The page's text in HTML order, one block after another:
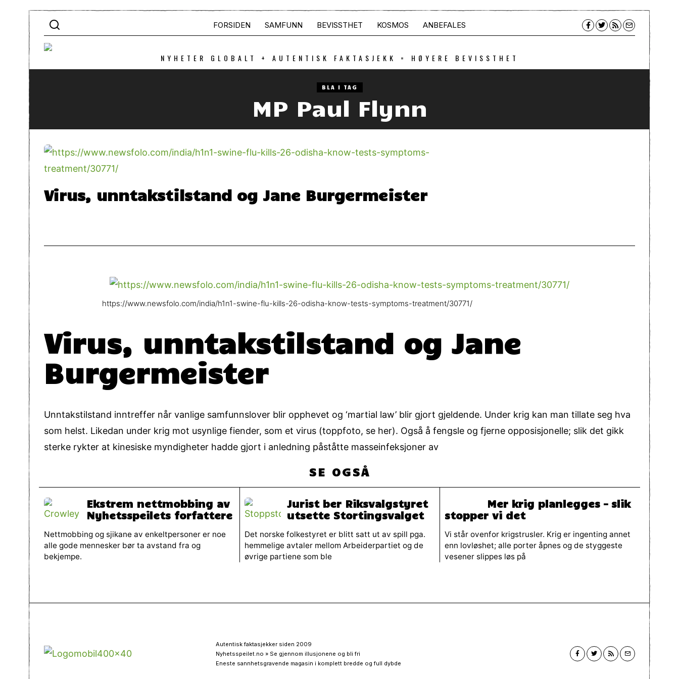
FORSIDEN SAMFUNN BEVISSTHET KOSMOS ANBEFALES
NYHETER GLOBALT + AUTENTISK FAKTASJEKK = HØYERE BEVISSTHET
BLA I TAG
MP Paul Flynn
Virus, unntakstilstand og Jane Burgermeister
https://www.newsfolo.com/india/h1n1-swine-flu-kills-26-odisha-know-tests-symptoms-treatment/30771/
Virus, unntakstilstand og Jane
Burgermeister
Unntakstilstand inntreffer når vanlige samfunnslover blir opphevet og ‘martial law’ blir gjort gjeldende. Under krig kan man tillate seg hva
som helst. Likedan under krig mot usynlige fiender, som et virus (toppfoto, se her). Også å fengsle og fjerne opposisjonelle; slik det gikk
sterke rykter at kinesiske myndigheter hadde gjort i anledning påståtte masseinfeksjoner av
SE OGSÅ
Ekstrem nettmobbing av
Nyhetsspeilets forfattere
Nettmobbing og sjikane av enkeltpersoner er noe
alle gode mennesker bør ta avstand fra og
bekjempe.
Jurist ber Riksvalgstyret
utsette Stortingsvalget
Det norske folkestyret er blitt satt ut av spill pga.
hemmelige avtaler mellom Arbeiderpartiet og de
øvrige partiene som ble
Mer krig planlegges – slik
stopper vi det
Vi står ovenfor krigstrusler. Krig er ingenting annet
enn lovløshet; alle porter åpnes og de styggeste
vesener slippes løs på
Autentisk faktasjekker siden 2009
Nyhetsspeilet.no » Se gjennom illusjonene og bli fri
Eneste sannhetsgravende magasin i komplett bredde og full dybde